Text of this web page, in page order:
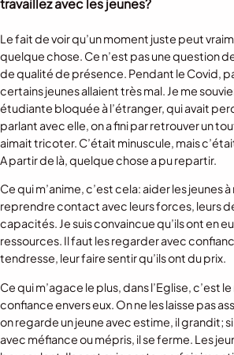
travaillez avec les jeunes?
Le fait de voir qu’un moment juste peut
quelque chose. Ce n’est pas une question
de qualité de présence. Pendant le Covid,
certains jeunes allaient très mal. Je me
étudiante bloquée à l’étranger, qui avait
parlant avec elle, on a fini par retrouver un
aimait tricoter. C’était minuscule, mais
A partir de là, quelque chose a pu repartir.
Ce qui m’anime, c’est cela: aider les jeunes
reprendre contact avec leurs forces, leurs
capacités. Je suis convaincue qu’ils ont en
ressources. Il faut les regarder avec
tendresse, leur faire sentir qu’ils ont du prix.
Ce qui m’agace le plus, dans l’Eglise, c’est
confiance envers eux. On ne les laisse pas
on regarde un jeune avec estime, il grandit;
avec méfiance ou mépris, il se ferme. Les